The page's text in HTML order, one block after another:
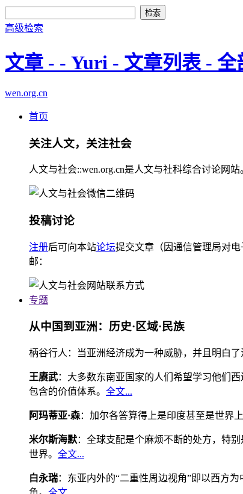
高级检索
文章 - - Yuri - 文章列表 - 全
wen.org.cn
首页
关注人文，关注社会
人文与社会::wen.org.cn是人文与社科综合讨论网
投稿讨论
注册后可向本站论坛提交文章（因通信管理局对
邮：
专题
从中国到亚洲：历史·区域·民族
柄谷行人：当亚洲经济成为一种威胁，并且明白
王赓武：大多数东南亚国家的人们希望学习他们
包含的价值体系。 全文...
阿玛蒂亚·森：加尔各答算得上是印度甚至是世界
米尔斯海默：全球支配是个麻烦不断的处方，特
世界。 全文...
白永瑞：东亚内外的“二重性周边视角”即以西方